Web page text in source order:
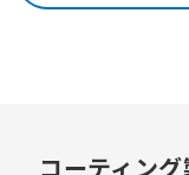
コーティン